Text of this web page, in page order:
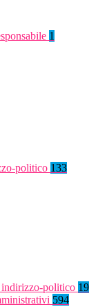
1
politico 133
politico 19
594